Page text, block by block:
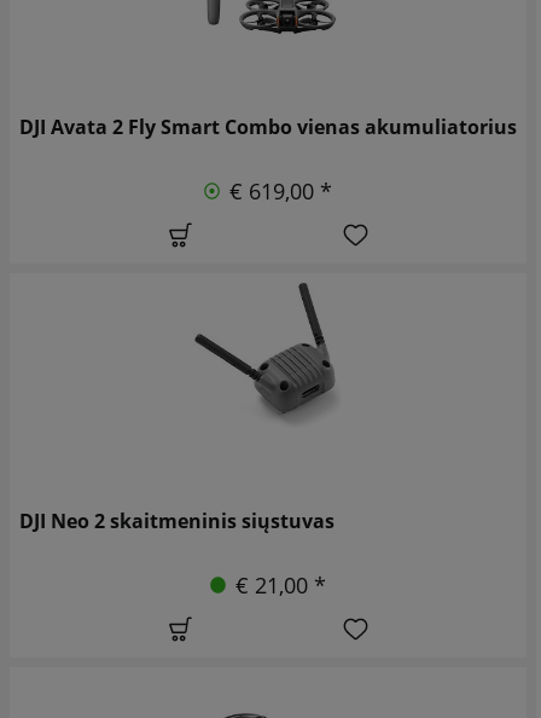
DJI Avata 2 Fly Smart Combo vienas akumuliatorius
€ 619,00 *
DJI Neo 2 skaitmeninis siųstuvas
€ 21,00 *